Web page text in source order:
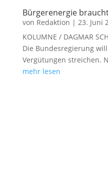
Bürgerenergie
von Redaktion | 23. Juni
KOLUMNE / DAGMAR
Die Bundesregierung
Vergütungen streichen.
mehr lesen